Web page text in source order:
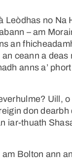
no Na
– am
an
ceann a
anns a’
Uill,
don
iar-thuath
Bolton ann